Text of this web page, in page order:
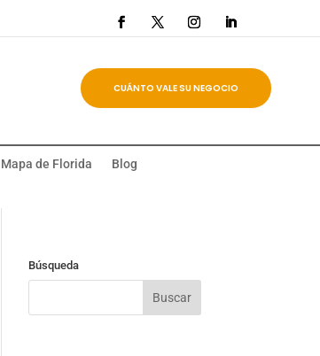
CUÁNTO VALE SU NEGOCIO
Mapa de Florida
Blog
Búsqueda